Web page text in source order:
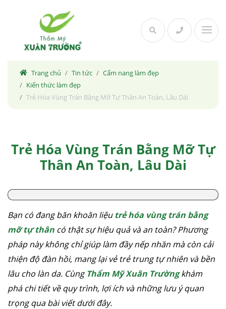
Trang chủ Tin tức
Cẩm nang làm đẹp
Kiến thức làm đẹp
Trẻ Hóa Vùng Trán Bằng Mỡ Tự Thân An Toàn, Lâu Dài
Trẻ Hóa Vùng Trán Bằng Mỡ Tự
Thân An Toàn, Lâu Dài
Bạn có đang băn khoăn liệu trẻ hóa vùng trán bằng
mỡ tự thân có thật sự hiệu quả và an toàn? Phương
pháp này không chỉ giúp làm đầy nếp nhăn mà còn cải
thiện độ đàn hồi, mang lại vẻ trẻ trung tự nhiên và bền
lâu cho làn da. CùngThẩm Mỹ Xuân Trườngkhám
phá chi tiết về quy trình, lợi ích và những lưu ý quan
trọng qua bài viết dưới đây.